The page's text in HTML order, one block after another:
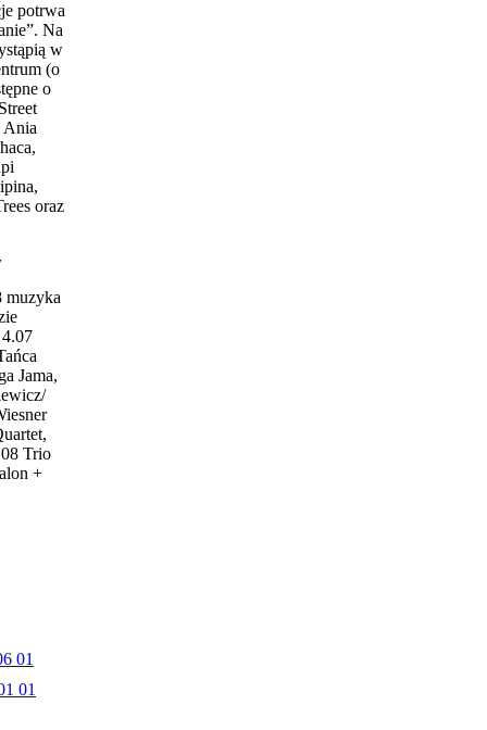
potrwa
Na
w
(o
o
Ania
oraz
muzyka
Jama,
Trio
+